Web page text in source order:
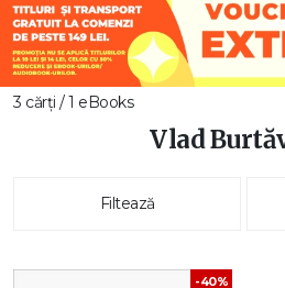
3 cărți / 1 eBooks
Vlad
Filtează
-40%